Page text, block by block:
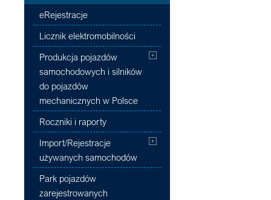
eRejestracje
Licznik elektromobilności
Produkcja pojazdów
samochodowych i silników
do pojazdów
mechanicznych w Polsce
Roczniki i raporty
Import/Rejestracje
używanych samochodów
Park pojazdów
zarejestrowanych